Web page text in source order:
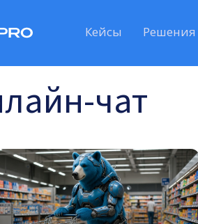
Кейсы Решения
чат